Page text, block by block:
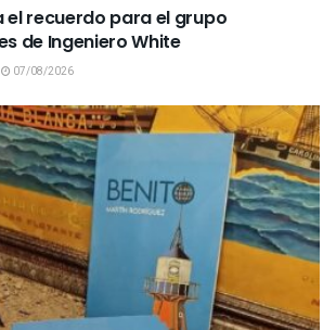
el recuerdo para el grupo
de Ingeniero White
07/08/2026